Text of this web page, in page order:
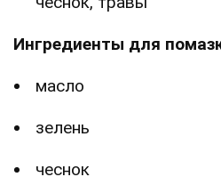
Ингредиенты для
масло
зелень
чеснок